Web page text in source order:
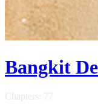
Bangkit
Chapters: 77